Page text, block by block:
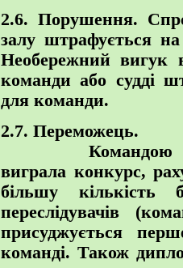
2.6. Порушення.
залу штрафується
Необережний вигук
команди або судді
для команди.
2.7. Переможець.
Командою
виграла конкурс,
більшу кількість
переслідувачів
присуджується
команді. Також